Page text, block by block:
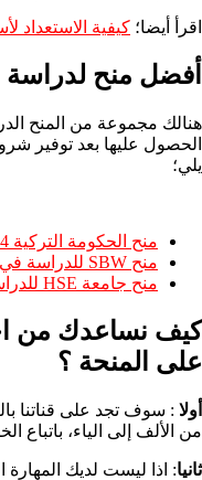
اقرأ أيضا؛ كيفية الاستعداد
أفضل منح لدراسة
هنالك مجموعة من المنح
الحصول عليها بعد توفير
يلي؛
منح الحكومة التركية 2024.
منح SBW للدراسة في ألمانيا 2024.
منح جامعة HSE للدراسة في روسيا 2024.
كيف نساعدك من
على المنحة ؟​
أولا : سوف تجد على قناتنا
من الألف إلى الياء،
ثانيا: اذا ليست لديك المهارة